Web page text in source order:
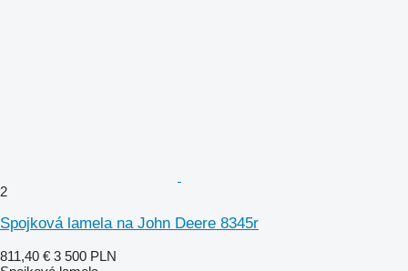
2
Spojková lamela na John Deere 8345r
811,40 € 3 500 PLN